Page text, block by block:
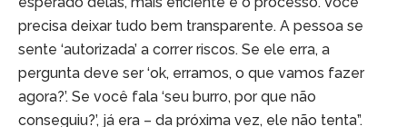
precisa deixar tudo bem transparente. A pessoa se
sente ‘autorizada’ a correr riscos. Se ele erra, a
pergunta deve ser ‘ok, erramos, o que vamos fazer
agora?’. Se você fala ‘seu burro, por que não
conseguiu?’, já era – da próxima vez, ele não tenta”.